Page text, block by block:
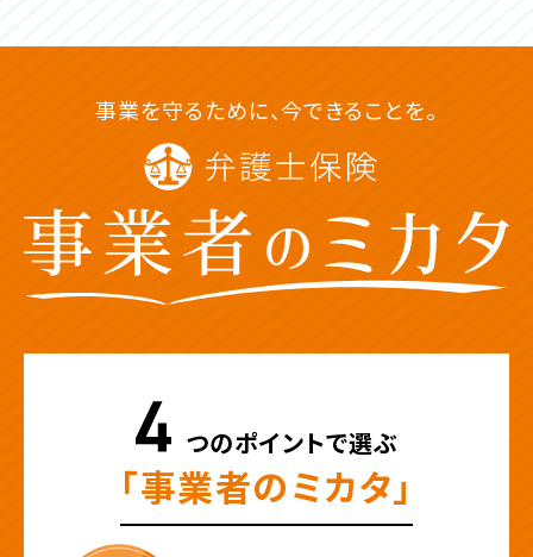
事業を守るために、今できることを。
つのポイントで選ぶ
「事業者のミカタ」